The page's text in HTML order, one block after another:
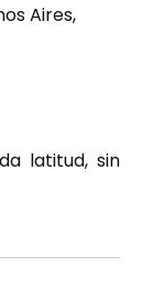
Aires,
latitud, sin